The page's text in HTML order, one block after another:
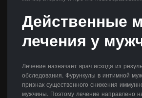
Действенные
лечения у
Лечение назначает врач исходя из
обследования. Фурункулы в интимной
признак существенного снижения
мужчины. Поэтому лечение направлено